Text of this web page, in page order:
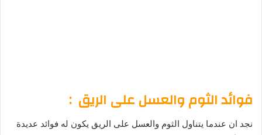
فوائد الثوم والعسل على الريق :
نجد ان عندما يتناول الثوم والعسل على الريق يكون له فوائد عديدة